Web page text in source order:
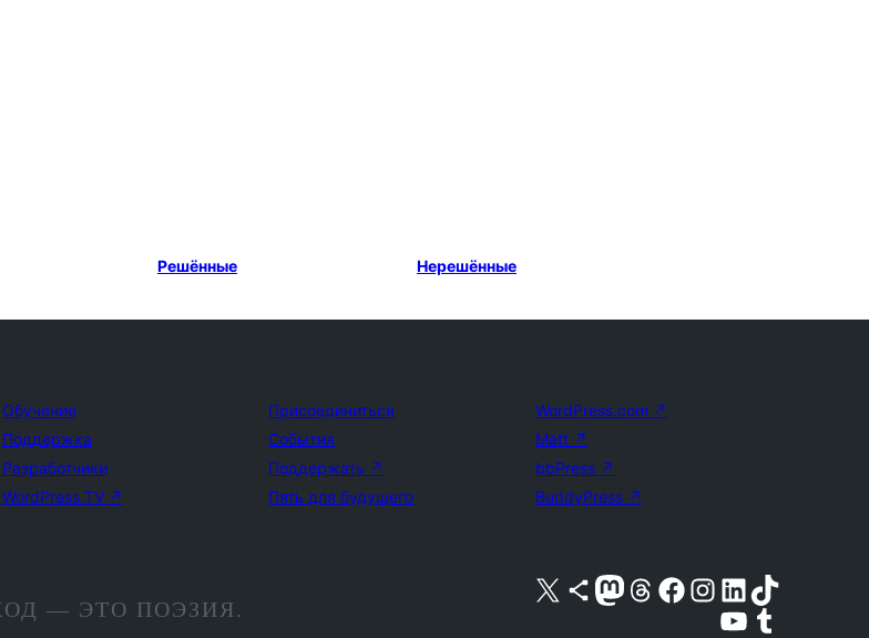
Решённые Нерешённые
Обучение
Поддержка
Разработчики
WordPress.TV ↗
Присоединиться
События
Поддержать ↗
Пять для будущего
WordPress.com ↗
Matt ↗
bbPress ↗
BuddyPress ↗
Посетите нас в X (ранее Twitter)
Посетите нашу учётную запись в Bluesky
Посетите нашу ленту в Mastodon
Посетите нашу учётную запись в Threads
Посетите нашу страницу на Facebook
Посетите наш Instagram
Посетите нашу страницу в LinkedIn
Посетите нашу учётную запись в TikTok
Посетите наш канал YouTube
Посетите нашу учётную запись в Tumblr
— ЭТО ПОЭЗИЯ.